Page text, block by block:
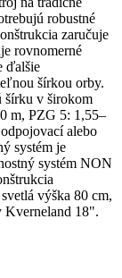
robustné
zaručuje
rovnomerné
ďalšie
šírkou orby.
šírku v širokom
m, PZG 5: 1,55–
alebo
systém je
systém NON
výška 80 cm,
Kverneland 18".